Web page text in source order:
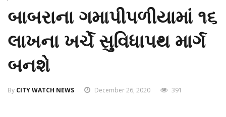
બાબરાના ગમાપીપળીયામાં ૧૬
લાખના ખર્ચે સુવિધાપથ માર્ગ
બનશે
By CITY WATCH NEWS December 26, 2020 391